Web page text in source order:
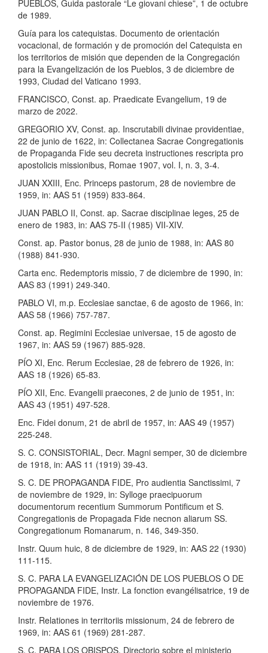
PUEBLOS, Guida pastorale “Le giovani chiese”, 1 de octubre
de 1989.
Guía para los catequistas. Documento de orientación
vocacional, de formación y de promoción del Catequista en
los territorios de misión que dependen de la Congregación
para la Evangelización de los Pueblos, 3 de diciembre de
1993, Ciudad del Vaticano 1993.
FRANCISCO, Const. ap. Praedicate Evangelium, 19 de
marzo de 2022.
GREGORIO XV, Const. ap. Inscrutabili divinae providentiae,
22 de junio de 1622, in: Collectanea Sacrae Congregationis
de Propaganda Fide seu decreta instructiones rescripta pro
apostolicis missionibus, Romae 1907, vol. I, n. 3, 3-4.
JUAN XXIII, Enc. Princeps pastorum, 28 de noviembre de
1959, in: AAS 51 (1959) 833-864.
JUAN PABLO II, Const. ap. Sacrae disciplinae leges, 25 de
enero de 1983, in: AAS 75-II (1985) VII-XIV.
Const. ap. Pastor bonus, 28 de junio de 1988, in: AAS 80
(1988) 841-930.
Carta enc. Redemptoris missio, 7 de diciembre de 1990, in:
AAS 83 (1991) 249-340.
PABLO VI, m.p. Ecclesiae sanctae, 6 de agosto de 1966, in:
AAS 58 (1966) 757-787.
Const. ap. Regimini Ecclesiae universae, 15 de agosto de
1967, in: AAS 59 (1967) 885-928.
PÍO XI, Enc. Rerum Ecclesiae, 28 de febrero de 1926, in:
AAS 18 (1926) 65-83.
PÍO XII, Enc. Evangelii praecones, 2 de junio de 1951, in:
AAS 43 (1951) 497-528.
Enc. Fidei donum, 21 de abril de 1957, in: AAS 49 (1957)
225-248.
S. C. CONSISTORIAL, Decr. Magni semper, 30 de diciembre
de 1918, in: AAS 11 (1919) 39-43.
S. C. DE PROPAGANDA FIDE, Pro audientia Sanctissimi, 7
de noviembre de 1929, in: Sylloge praecipuorum
documentorum recentium Summorum Pontificum et S.
Congregationis de Propagada Fide necnon aliarum SS.
Congregationum Romanarum, n. 146, 349-350.
Instr. Quum huic, 8 de diciembre de 1929, in: AAS 22 (1930)
111-115.
S. C. PARA LA EVANGELIZACIÓN DE LOS PUEBLOS O DE
PROPAGANDA FIDE, Instr. La fonction evangélisatrice, 19 de
noviembre de 1976.
Instr. Relationes in territoriis missionum, 24 de febrero de
1969, in: AAS 61 (1969) 281-287.
S. C. PARA LOS OBISPOS, Directorio sobre el ministerio